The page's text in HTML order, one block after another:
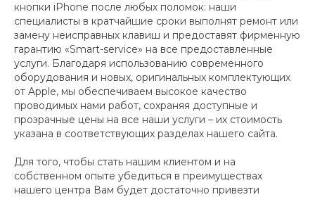
кнопки iPhone после любых поломок: наши
специалисты в кратчайшие сроки выполнят ремонт или
замену неисправных клавиш и предоставят фирменную
гарантию «Smart-service» на все предоставленные
услуги. Благодаря использованию современного
оборудования и новых, оригинальных комплектующих
от Apple, мы обеспечиваем высокое качество
проводимых нами работ, сохраняя доступные и
прозрачные цены на все наши услуги – их стоимость
указана в соответствующих разделах нашего сайта.
Для того, чтобы стать нашим клиентом и на
собственном опыте убедиться в преимуществах
нашего центра Вам будет достаточно привезти